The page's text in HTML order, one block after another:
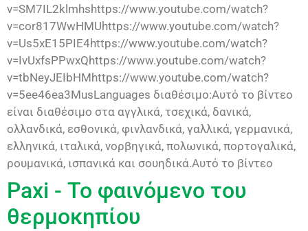
v=SM7IL2klmhshttps://www.youtube.com/watch?
v=cor817WwHMUhttps://www.youtube.com/watch?
v=Us5xE15PIE4https://www.youtube.com/watch?
v=IvUxfsPPwxQhttps://www.youtube.com/watch?
v=tbNeyJEIbHMhttps://www.youtube.com/watch?
v=5ee46ea3MusLanguages διαθέσιμο:Αυτό το βίντεο
είναι διαθέσιμο στα αγγλικά, τσεχικά, δανικά,
ολλανδικά, εσθονικά, φινλανδικά, γαλλικά, γερμανικά,
ελληνικά, ιταλικά, νορβηγικά, πολωνικά, πορτογαλικά,
ρουμανικά, ισπανικά και σουηδικά.Αυτό το βίντεο
Paxi - Το φαινόμενο του
θερμοκηπίου